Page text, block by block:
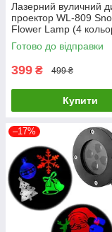
Лазерний вуличний
проектор WL-809
Flower Lamp (4
режим
Готово до відправки
399 ₴ 499 ₴
Купити
–17%